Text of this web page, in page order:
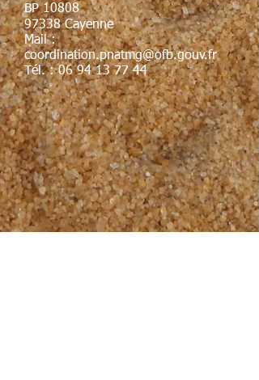
BP 10808
97338 Cayenne
Mail :
coordination.pnatmg@ofb.gouv.fr
Tél. :06 94 13 77 44